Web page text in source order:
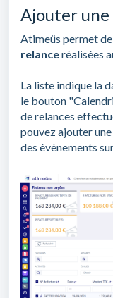
Ajouter une
Atimeüs permet
relanceréalisées
La liste indique la
le bouton
de relances
pouvez ajouter
des évènements